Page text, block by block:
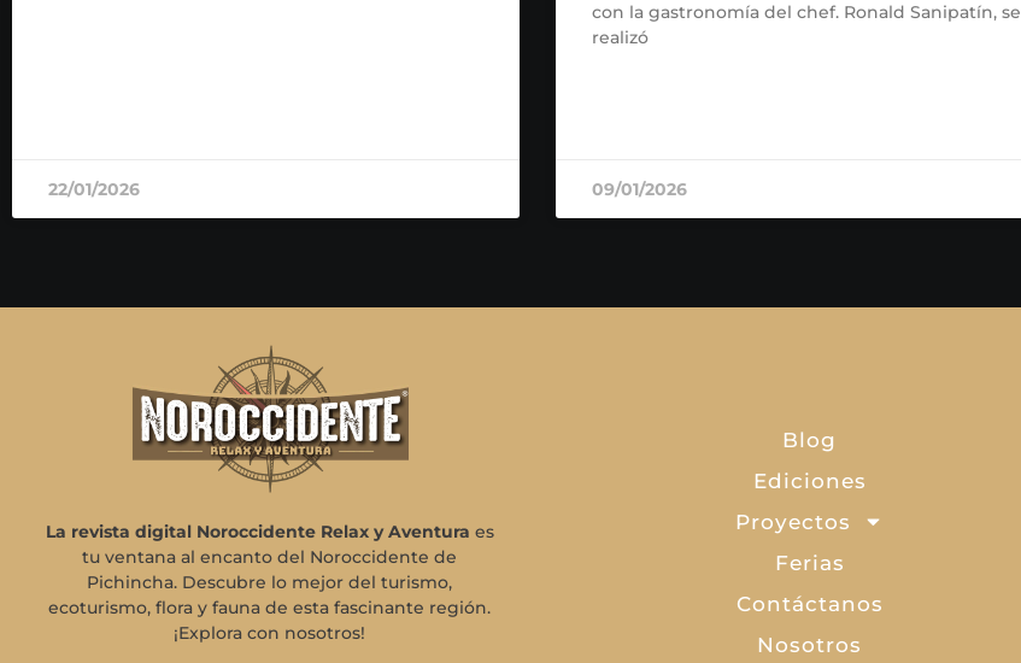
22/01/2026
con la gastronomía del chef. Ronald Sanipatín, se
realizó
09/01/2026
La revista digital Noroccidente Relax y Aventura es
tu ventana al encanto del Noroccidente de
Pichincha. Descubre lo mejor del turismo,
ecoturismo, flora y fauna de esta fascinante región.
¡Explora con nosotros!
Blog
Ediciones
Proyectos
Ferias
Contáctanos
Nosotros